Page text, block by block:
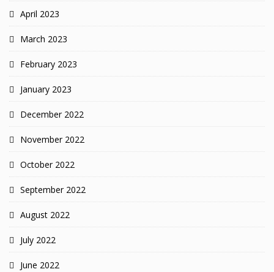
April 2023
March 2023
February 2023
January 2023
December 2022
November 2022
October 2022
September 2022
August 2022
July 2022
June 2022